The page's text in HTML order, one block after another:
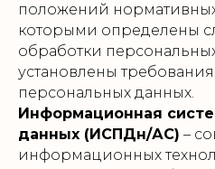
положений
которыми определены
обработки
установлены
персональных данных.
Информационная
данных (ИСПДн/АС) –
информационных